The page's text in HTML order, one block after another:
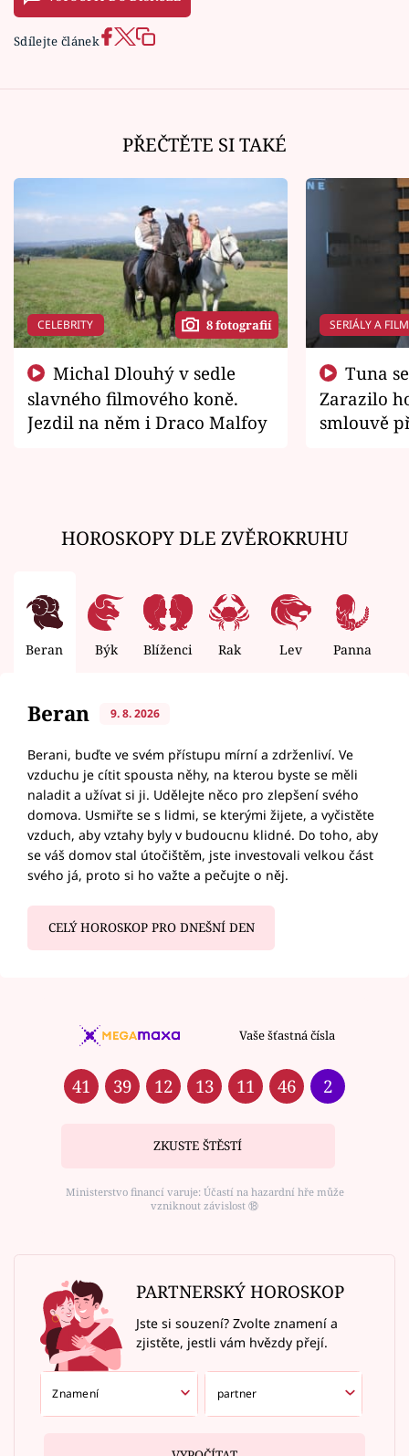
Sdílejte článek
PŘEČTĚTE SI TAKÉ
CELEBRITY 8 fotografií
slavného filmového koně.
Jezdil na něm i Draco Malfoy
SERIÁLY A
Zarazilo
smlouvě
HOROSKOPY DLE ZVĚROKRUHU
Beran Býk Blíženci Rak Lev Panna
Beran 9. 8. 2026
Berani, buďte ve svém přístupu mírní a zdrženliví. Ve
vzduchu je cítit spousta něhy, na kterou byste se měli
naladit a užívat si ji. Udělejte něco pro zlepšení svého
domova. Usmiřte se s lidmi, se kterými žijete, a vyčistěte
vzduch, aby vztahy byly v budoucnu klidné. Do toho, aby
se váš domov stal útočištěm, jste investovali velkou část
svého já, proto si ho važte a pečujte o něj.
CELÝ HOROSKOP PRO DNEŠNÍ DEN
Vaše šťastná čísla
41 39 12 13 11 46 2
ZKUSTE ŠTĚSTÍ
Ministerstvo financí varuje: Účastí na hazardní hře může
vzniknout závislost ⑱
PARTNERSKÝ HOROSKOP
Jste si souzení? Zvolte znamení a
zjistěte, jestli vám hvězdy přejí.